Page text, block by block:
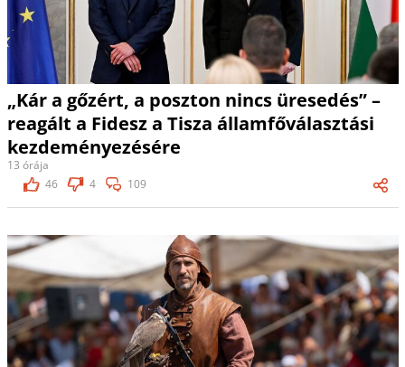
„Kár a gőzért, a poszton nincs üresedés” –
reagált a Fidesz a Tisza államfőválasztási
kezdeményezésére
13 órája
46
4 109